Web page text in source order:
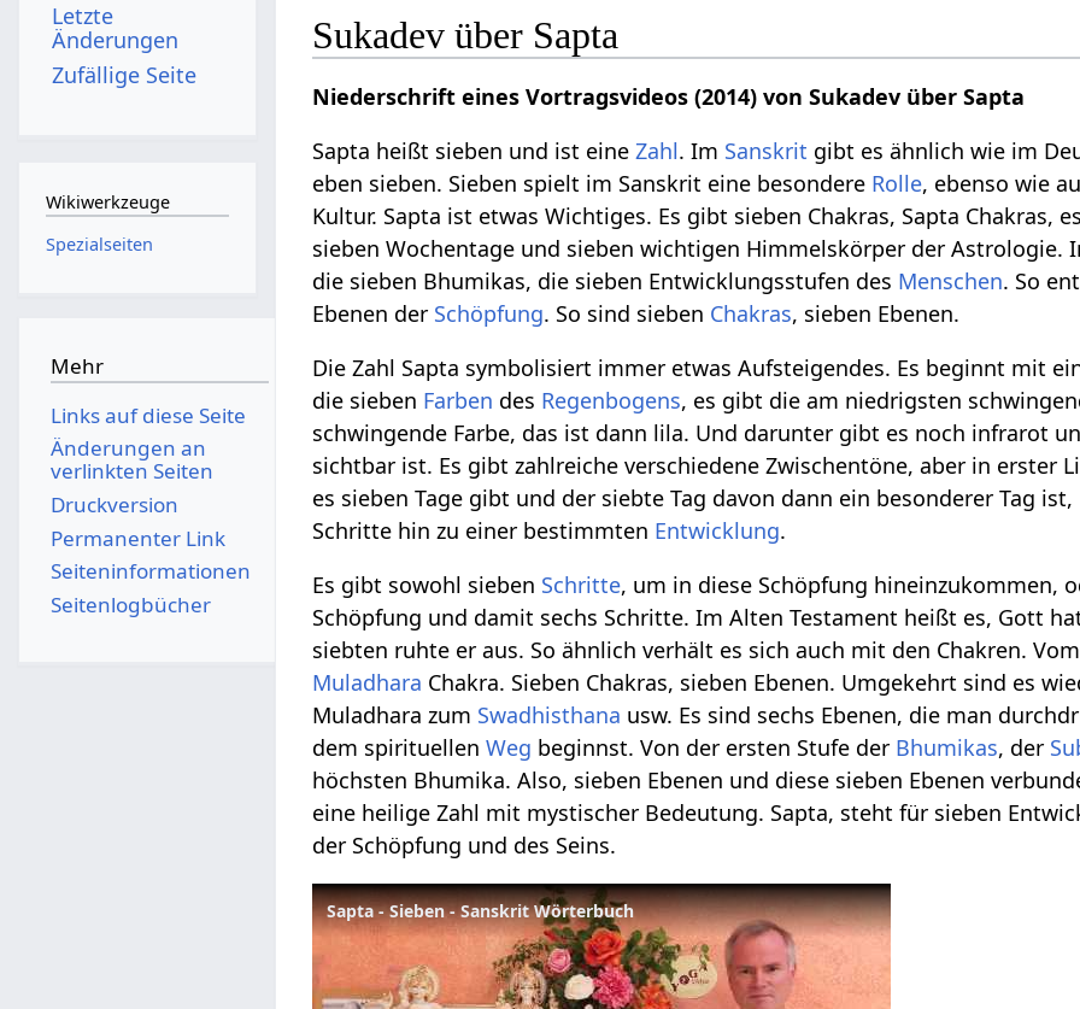
Sukadev über Sapta
Niederschrift eines Vortragsvideos (2014) von Sukadev über Sapta
Sapta heißt sieben und ist eineZahl. Im Sanskrit gibt es ähnlich wie im
eben sieben. Sieben spielt im Sanskrit eine besondere Rolle, ebenso wie
Kultur. Sapta ist etwas Wichtiges. Es gibt sieben Chakras, Sapta Chakras,
sieben Wochentage und sieben wichtigen Himmelskörper der
die sieben Bhumikas, die sieben Entwicklungsstufen des Menschen. So
Ebenen der Schöpfung. So sind sieben Chakras, sieben Ebenen.
Die Zahl Sapta symbolisiert immer etwas Aufsteigendes. Es beginnt mit
die sieben Farben des Regenbogens, es gibt die am niedrigsten
schwingende Farbe, das ist dann lila. Und darunter gibt es noch infrarot
sichtbar ist. Es gibt zahlreiche verschiedene Zwischentöne, aber in erster
es sieben Tage gibt und der siebte Tag davon dann ein besonderer Tag
Schritte hin zu einer bestimmten Entwicklung.
Es gibt sowohl sieben Schritte, um in diese Schöpfung hineinzukommen,
Schöpfung und damit sechs Schritte. Im Alten Testament heißt es, Gott
siebten ruhte er aus. So ähnlich verhält es sich auch mit den Chakren.
Muladhara Chakra. Sieben Chakras, sieben Ebenen. Umgekehrt sind es
Muladhara zum Swadhisthana usw. Es sind sechs Ebenen, die man
dem spirituellenWeg beginnst. Von der ersten Stufe der Bhumikas, der
höchsten Bhumika. Also, sieben Ebenen und diese sieben Ebenen
eine heilige Zahl mit mystischer Bedeutung. Sapta, steht für sieben
der Schöpfung und des Seins.
Sapta - Sieben - Sanskrit Wörterbuch
Letzte
Änderungen
Zufällige Seite
Wikiwerkzeuge
Spezialseiten
Mehr
Links auf diese Seite
Änderungen an
verlinkten Seiten
Druckversion
Permanenter Link
Seiten­­informationen
Seitenlogbücher